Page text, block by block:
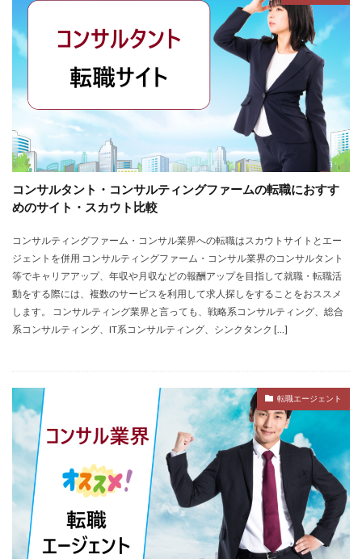
コンサルタント・コンサルティングファームの転職におすす
めのサイト・スカウト比較
コンサルティングファーム・コンサル業界への転職はスカウトサイトとエー
ジェントを併用 コンサルティングファーム・コンサル業界のコンサルタント
等でキャリアアップ、年収や月収などの報酬アップを目指して就職・転職活
動をする際には、複数のサービスを利用して求人探しをすることをおススメ
します。 コンサルティング業界と言っても、戦略系コンサルティング、総合
系コンサルティング、IT系コンサルティング、シンクタンク […]
転職エージェント